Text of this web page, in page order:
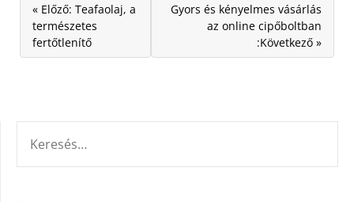
« Előző: Teafaolaj, a
természetes
fertőtlenítő
Gyors és kényelmes vásárlás
az online cipőboltban
:Következő »